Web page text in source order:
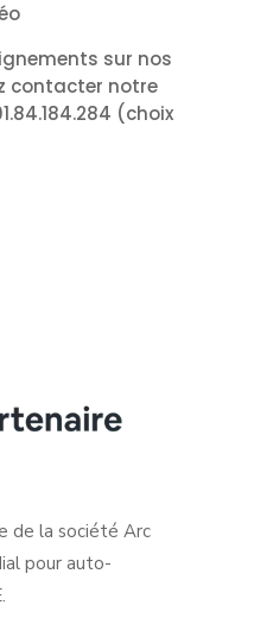
sur nos
contacter notre
(choix
de la société Arc
pour auto-